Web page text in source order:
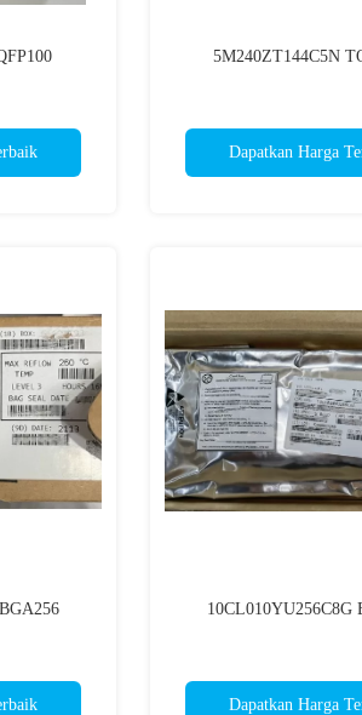
5M240ZT144C5N
Dapatkan Harga
10CL010YU256C8G
Dapatkan Harga